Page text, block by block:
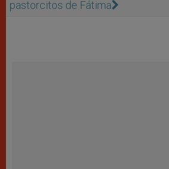
pastorcitos de Fátima